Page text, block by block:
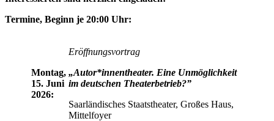
Termine, Beginn je 20:00 Uhr:
Montag,
15. Juni
2026:
Eröffnungsvortrag
„Autor*innentheater. Eine Unmöglichkeit
im deutschen Theaterbetrieb?”
Saarländisches Staatstheater, Großes Haus,
Mittelfoyer